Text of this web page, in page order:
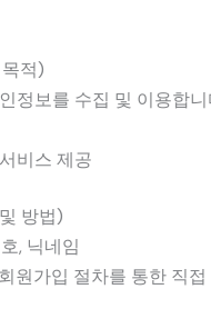
적)
정보를 수집 및 이용합니
비스 제공
방법)
, 닉네임
원가입 절차를 통한 직접